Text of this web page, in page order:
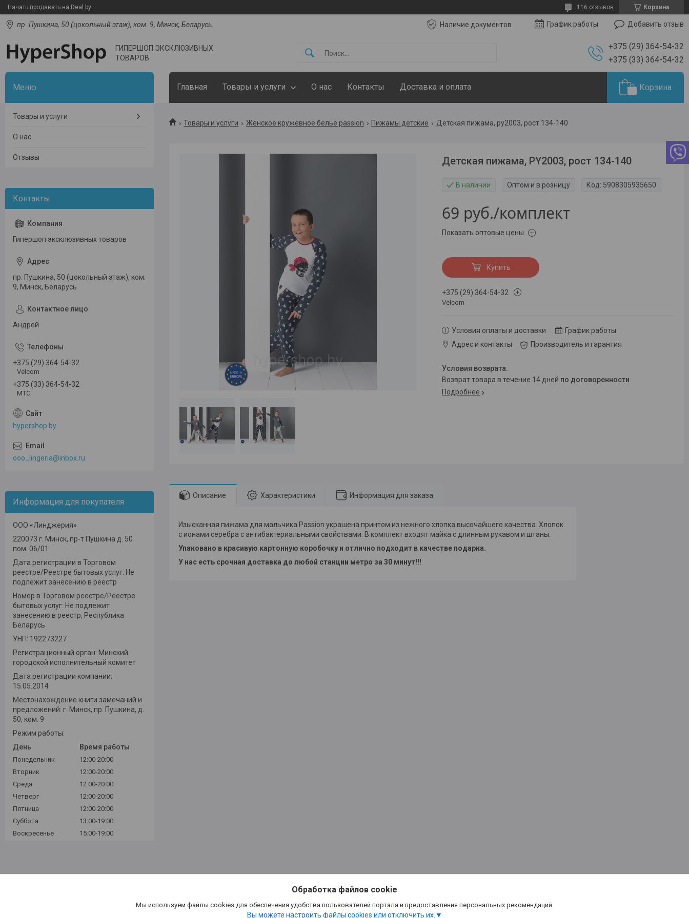
Начать продавать на Deal.by Корзина
116 отзывов
пр. Пушкина, 50 (цокольный этаж), ком. 9, Минск, Беларусь Наличие документов График работы Добавить отзыв
ГИПЕРШОП ЭКСКЛЮЗИВНЫХ
ТОВАРОВ
+375 (29) 364-54-32
+375 (33) 364-54-32
Главная Товары и услуги О нас Контакты Доставка и оплата Корзина
Товары и услуги Женское кружевное белье passion Пижамы детские Детская пижама, py2003, рост 134-140
Детская пижама, PY2003, рост 134-140
В наличии Оптом и в розницу Код: 5908305935650
69 руб./комплект
Показать оптовые цены
Купить
+375 (29) 364-54-32
Velcom
Условия оплаты и доставки
График работы
Адрес и контакты
Производитель и гарантия
возврат товара в течение 14 дней по договоренности
Подробнее
Описание Характеристики Информация для заказа
Изысканная пижама для мальчика Passion украшена принтом из нежного хлопка высочайшего качества. Хлопок
с ионами серебра с антибактериальными свойствами. В комплект входят майка с длинным рукавом и штаны.
Упаковано в красивую картонную коробочку и отлично подходит в качестве подарка.
У нас есть срочная доставка до любой станции метро за 30 минут!!!
Товары и услуги
О нас
Отзывы
Гипершоп эксклюзивных товаров
пр. Пушкина, 50 (цокольный этаж), ком.
9, Минск, Беларусь
Андрей
+375 (29) 364-54-32
Velcom
+375 (33) 364-54-32
МТС
hypershop.by
ooo_lingeria@inbox.ru
Информация для покупателя
ООО «Линджерия»
220073 г. Минск, пр-т Пушкина д. 50
пом. 06/01
Дата регистрации в Торговом
реестре/Реестре бытовых услуг: Не
подлежит занесению в реестр
Номер в Торговом реестре/Реестре
бытовых услуг: Не подлежит
занесению в реестр, Республика
Беларусь
УНП: 192273227
Регистрационный орган: Минский
городской исполнительный комитет
Дата регистрации компании:
15.05.2014
Местонахождение книги замечаний и
предложений: г. Минск, пр. Пушкина, д.
50, ком. 9
Режим работы:
День
Время работы
Понедельник
12:00-20:00
Вторник
12:00-20:00
Среда
12:00-20:00
Четверг
12:00-20:00
Пятница
12:00-20:00
Суббота
13:00-19:00
Воскресенье
15:00-19:00
Обработка файлов cookie
Мы используем файлы cookies для обеспечения удобства пользователей портала и предоставления персональных рекомендаций.
Вы можете настроить файлы cookies или отключить их.